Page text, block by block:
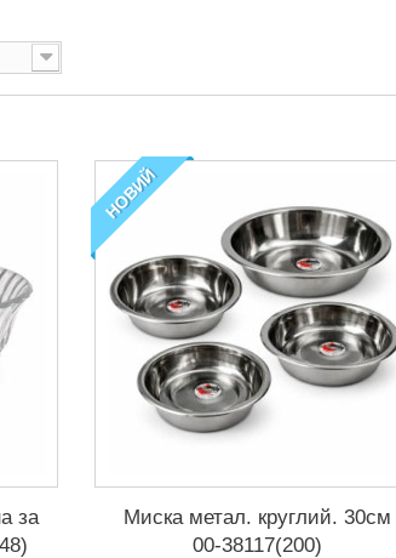
за
НОВИЙ
Миска метал. круглий. 30см
00-38117(200)